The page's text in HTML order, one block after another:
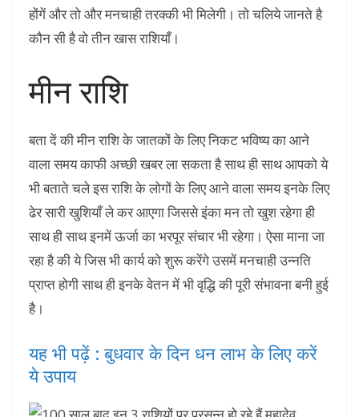
होंगें और तो और मनचाही तरक्की भी मिलेगी। तो चलिये जानते है
कौन सी है वो तीन खास राशियाँ।
मीन राशि
बता दें की मीन राशि के जातकों के लिए निकट भविष्य का आने
वाला समय काफी अच्छी खबर ला सकता है साथ ही साथ आपको ये
भी बताते चले इस राशि के लोगों के लिए आने वाला समय इनके लिए
ढेर सारी खुशियाँ ले कर आएगा जिससे इंका मन तो खुश रहेगा ही
साथ ही साथ इनमें ऊर्जा का भरपूर संचार भी रहेगा। ऐसा माना जा
रहा है की ये जिस भी कार्य को शुरू करेंगे उसमें मनचाही उन्नति
प्राप्त होगी साथ ही इनके वेतन में भी वृद्धि की पूरी संभावना बनी हुई
है।
यह भी पढ़ें : बुधवार के दिन धन लाभ के लिए करें
ये उपाय